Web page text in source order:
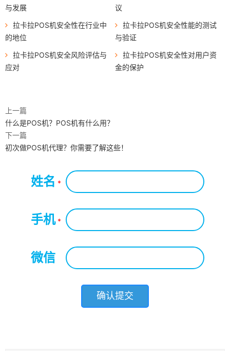
与发展
议
拉卡拉POS机安全性在行业中
的地位
拉卡拉POS机安全性能的测试
与验证
拉卡拉POS机安全风险评估与
应对
拉卡拉POS机安全性对用户资
金的保护
上一篇
什么是POS机？POS机有什么用？
下一篇
初次做POS机代理？你需要了解这些！
姓名 *
手机*
微信